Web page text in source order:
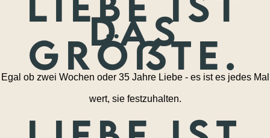
das
größte.
Egal ob zwei Wochen oder 35 Jahre Liebe - es ist es jedes Mal
wert, sie festzuhalten.